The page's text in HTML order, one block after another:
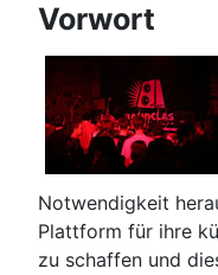
Vorwort
Notwendigkeit
Plattform für ihre
zu schaffen und